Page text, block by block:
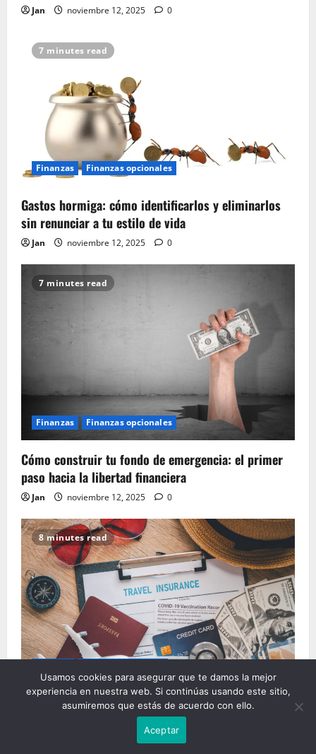
Jan noviembre 12, 2025 0
7 minutes read
Finanzas Finanzas opcionales
Gastos hormiga: cómo identificarlos y eliminarlos
sin renunciar a tu estilo de vida
Jan noviembre 12, 2025 0
7 minutes read
Finanzas Finanzas opcionales
Cómo construir tu fondo de emergencia: el primer
paso hacia la libertad financiera
Jan noviembre 12, 2025 0
8 minutes read
Seguro de viaje: cuándo contratarlo, qué cubre y
cómo elegir el mejor para ti
noviembre 12, 2025
Usamos cookies para asegurar que te damos la mejor
experiencia en nuestra web. Si continúas usando este sitio,
asumiremos que estás de acuerdo con ello.
Aceptar